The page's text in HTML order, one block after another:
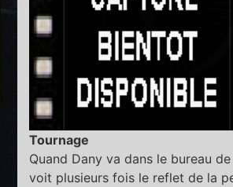
Tournage
Quand Dany va dans le bureau
voit plusieurs fois le reflet de la